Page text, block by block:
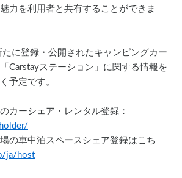
力を利用者と共有することができま
に登録・公開されたキャンピングカー
Carstayステーション」に関する情報を
予定です。
の車中泊スペースシェア登録はこち
ja/host